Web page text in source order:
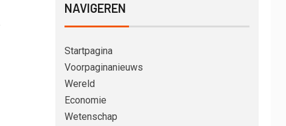
NAVIGEREN
Startpagina
Voorpaginanieuws
Wereld
Economie
Wetenschap